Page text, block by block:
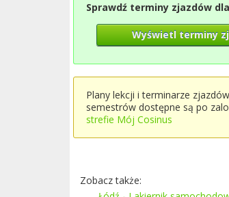
Sprawdź terminy zjazdów
Wyświetl terminy
Plany lekcji i terminarze
semestrów dostępne są po
strefie Mój Cosinus
Zobacz także: